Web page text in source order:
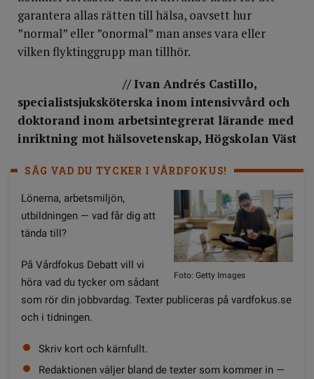
garantera allas rätten till hälsa, oavsett hur
”normal” eller ”onormal” man anses vara eller
vilken flyktinggrupp man tillhör.
//Ivan Andrés Castillo,
specialistsjuksköterska inom intensivvård och
doktorand inom arbetsintegrerat lärande med
inriktning mot hälsovetenskap, Högskolan Väst
SÄG VAD DU TYCKER I VÅRDFOKUS!
Foto: Getty Images
Lönerna, arbetsmiljön,
utbildningen — vad får dig att
tända till?
På Vårdfokus Debatt vill vi
höra vad du tycker om sådant
som rör din jobbvardag. Texter publiceras på vardfokus.se
och i tidningen.
Skriv kort och kärnfullt.
Redaktionen väljer bland de texter som kommer in —